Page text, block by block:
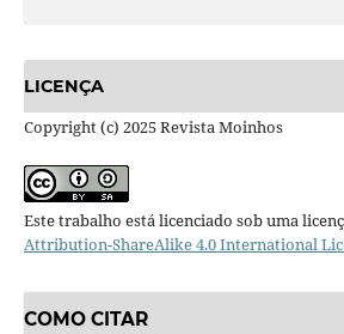
LICENÇA
Copyright (c) 2025 Revista Moinhos
Este trabalho está licenciado sob uma
Attribution-ShareAlike 4.0 International
COMO CITAR